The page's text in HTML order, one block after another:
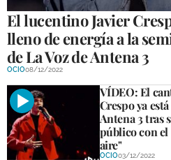
El lucentino Javier
lleno de energía a la
de La Voz de Antena 3
OCIO08/12/2022
VÍDEO: El
Crespo ya
Antena 3 tras
público con el
aire"
OCIO03/12/2022